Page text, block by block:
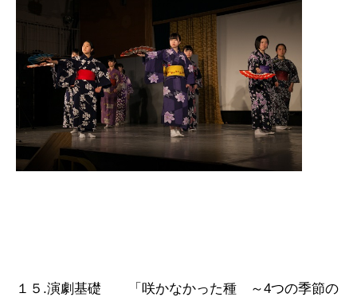
１５.演劇基礎 「咲かなかった種 ～4つの季節の